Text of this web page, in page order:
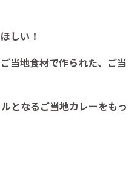
しい！
当地食材で作られた、ご当
となるご当地カレーをもっ